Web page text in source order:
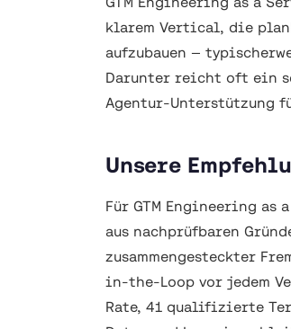
klarem Vertical, die
aufzubauen —
Darunter reicht oft ein
Agentur-Unterstützung
Unsere
Für GTM Engineering as
aus nachprüfbaren
zusammengesteckter
in-the-Loop vor jedem
Rate, 41 qualifizierte